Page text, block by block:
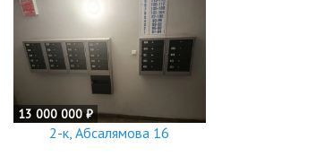
13 000 000 ₽
2-к, Абсалямова 16